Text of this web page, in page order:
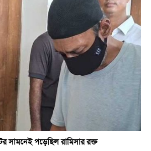
সামনেই পড়েছিল রামিসার রক্ত